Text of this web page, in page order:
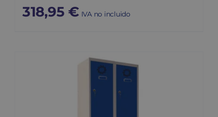
318,95 € IVA no incluido